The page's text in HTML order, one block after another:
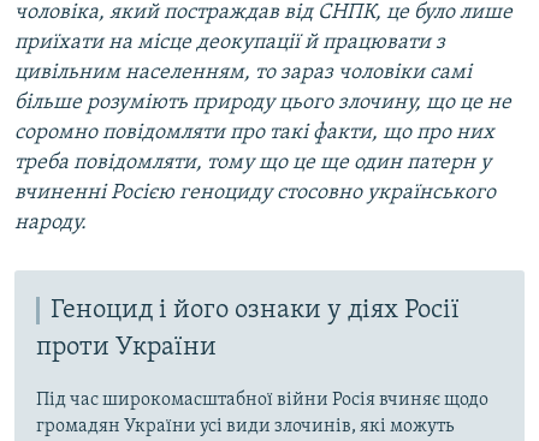
чоловіка, який постраждав від СНПК, це було лише
приїхати на місце деокупації й працювати з
цивільним населенням, то зараз чоловіки самі
більше розуміють природу цього злочину, що це не
соромно повідомляти про такі факти, що про них
треба повідомляти, тому що цеще один патерн у
вчиненні Росією геноциду стосовно українського
народу.
Геноцид і його ознаки у діях Росії
проти України
Під час широкомасштабної війни Росія вчиняє щодо
громадян України усі види злочинів, які можуть